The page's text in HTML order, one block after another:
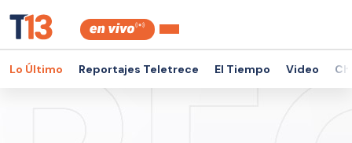
Lo Último Reportajes Teletrece El Tiempo Video